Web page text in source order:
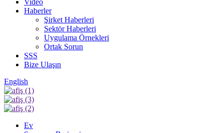
Video
Haberler
Şirket Haberleri
Sektör Haberleri
Uygulama Örnekleri
Ortak Sorun
SSS
Bize Ulaşın
English
Ev